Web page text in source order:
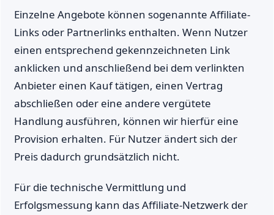
Einzelne Angebote können sogenannte Affiliate-
Links oder Partnerlinks enthalten. Wenn Nutzer
einen entsprechend gekennzeichneten Link
anklicken und anschließend bei dem verlinkten
Anbieter einen Kauf tätigen, einen Vertrag
abschließen oder eine andere vergütete
Handlung ausführen, können wir hierfür eine
Provision erhalten. Für Nutzer ändert sich der
Preis dadurch grundsätzlich nicht.
Für die technische Vermittlung und
Erfolgsmessung kann das Affiliate-Netzwerk der